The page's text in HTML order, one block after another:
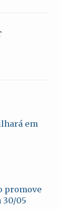
em
promove
30/05